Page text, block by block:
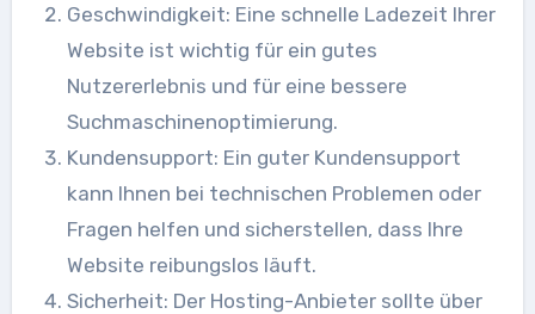
Geschwindigkeit: Eine schnelle Ladezeit Ihrer
Website ist wichtig für ein gutes
Nutzererlebnis und für eine bessere
Suchmaschinenoptimierung.
Kundensupport: Ein guter Kundensupport
kann Ihnen bei technischen Problemen oder
Fragen helfen und sicherstellen, dass Ihre
Website reibungslos läuft.
Sicherheit: Der Hosting-Anbieter sollte über